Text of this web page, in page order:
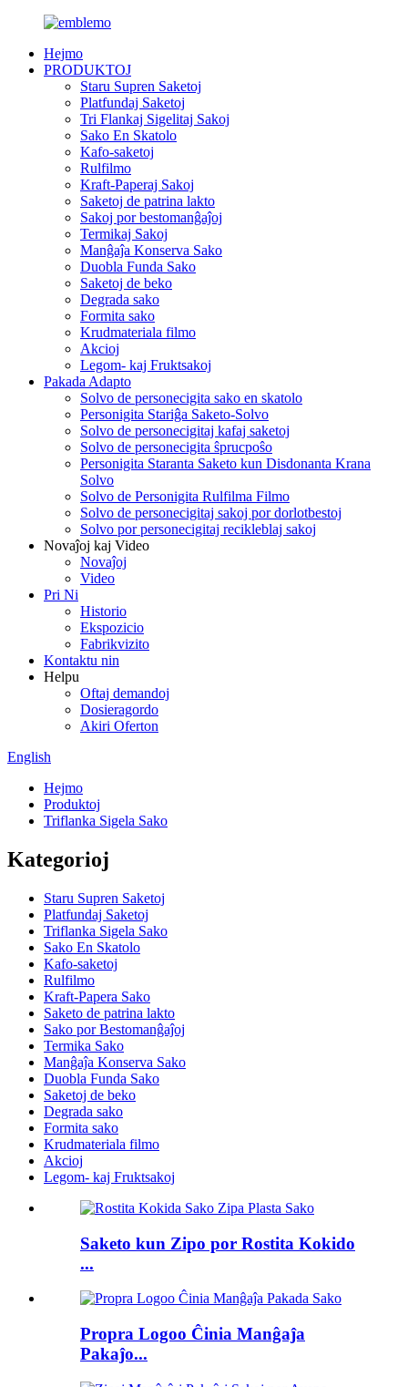
Hejmo
PRODUKTOJ
Staru Supren Saketoj
Platfundaj Saketoj
Tri Flankaj Sigelitaj Sakoj
Sako En Skatolo
Kafo-saketoj
Rulfilmo
Kraft-Paperaj Sakoj
Saketoj de patrina lakto
Sakoj por bestomanĝaĵoj
Termikaj Sakoj
Manĝaĵa Konserva Sako
Duobla Funda Sako
Saketoj de beko
Degrada sako
Formita sako
Krudmateriala filmo
Akcioj
Legom- kaj Fruktsakoj
Pakada Adapto
Solvo de personecigita sako en skatolo
Personigita Stariĝa Saketo-Solvo
Solvo de personecigitaj kafaj saketoj
Solvo de personecigita ŝprucpoŝo
Personigita Staranta Saketo kun Disdonanta Krana
Solvo
Solvo de Personigita Rulfilma Filmo
Solvo de personecigitaj sakoj por dorlotbestoj
Solvo por personecigitaj recikleblaj sakoj
Novaĵoj kaj Video
Novaĵoj
Video
Pri Ni
Historio
Ekspozicio
Fabrikvizito
Kontaktu nin
Helpu
Oftaj demandoj
Dosieragordo
Akiri Oferton
English
Hejmo
Produktoj
Triflanka Sigela Sako
Kategorioj
Staru Supren Saketoj
Platfundaj Saketoj
Triflanka Sigela Sako
Sako En Skatolo
Kafo-saketoj
Rulfilmo
Kraft-Papera Sako
Saketo de patrina lakto
Sako por Bestomanĝaĵoj
Termika Sako
Manĝaĵa Konserva Sako
Duobla Funda Sako
Saketoj de beko
Degrada sako
Formita sako
Krudmateriala filmo
Akcioj
Legom- kaj Fruktsakoj
Saketo kun Zipo por Rostita Kokido
...
Propra Logoo Ĉinia Manĝaĵa
Pakaĵo...